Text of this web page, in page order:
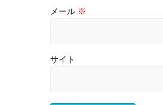
メール ※
サイト